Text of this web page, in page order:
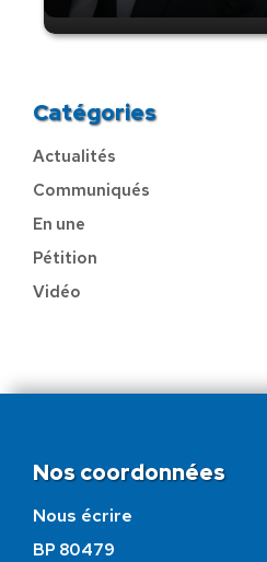
Catégories
Actualités
Communiqués
En une
Pétition
Vidéo
Nos coordonnées
Nous écrire
BP 80479